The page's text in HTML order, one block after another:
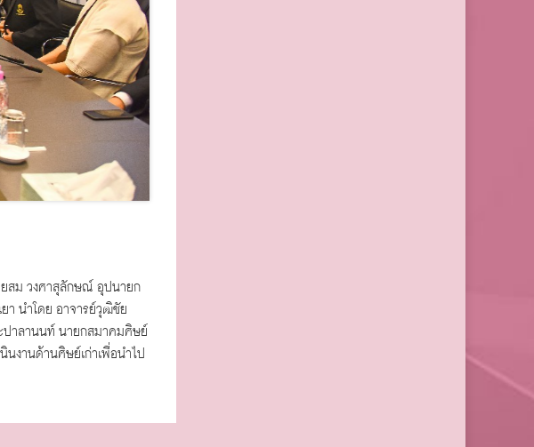
สม วงศาสุลักษณ์ อุปนายก
า นำโดย อาจารย์วุฒิชัย
ปาลานนท์ นายกสมาคมศิษย์
งานด้านศิษย์เก่าเพื่อนำไป